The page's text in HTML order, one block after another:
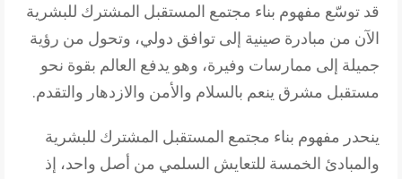
قد توسّع مفهوم بناء مجتمع المستقبل المشترك للبشرية
الآن من مبادرة صينية إلى توافق دولي، وتحول من رؤية
جميلة إلى ممارسات وفيرة، وهو يدفع العالم بقوة نحو
مستقبل مشرق ينعم بالسلام والأمن والازدهار والتقدم.
ينحدر مفهوم بناء مجتمع المستقبل المشترك للبشرية
والمبادئ الخمسة للتعايش السلمي من أصل واحد، إذ